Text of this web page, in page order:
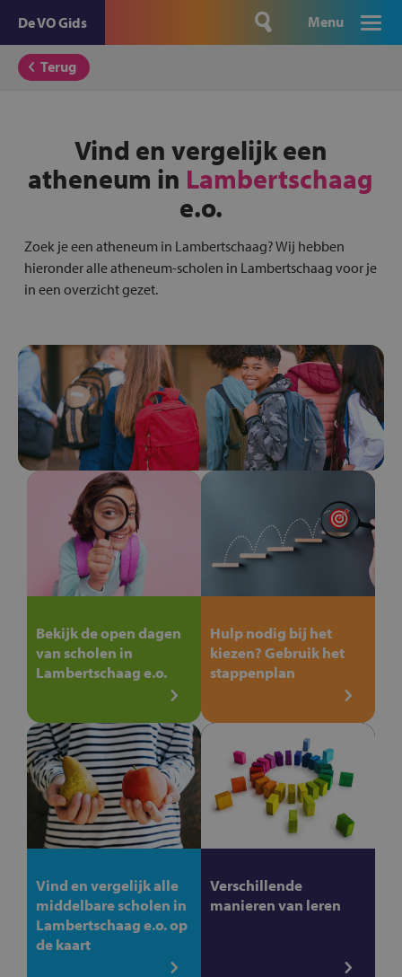
De VO Gids Menu
Terug
Vind en vergelijk een
atheneum in Lambertschaag
e.o.
Zoek je een atheneum in Lambertschaag? Wij hebben
hieronder alle atheneum-scholen in Lambertschaag voor je
in een overzicht gezet.
Bekijk de open dagen
van scholen in
Lambertschaag e.o.
Hulp nodig bij het
kiezen? Gebruik het
stappenplan
Vind en vergelijk alle
middelbare scholen in
Lambertschaag e.o. op
de kaart
Verschillende
manieren van leren